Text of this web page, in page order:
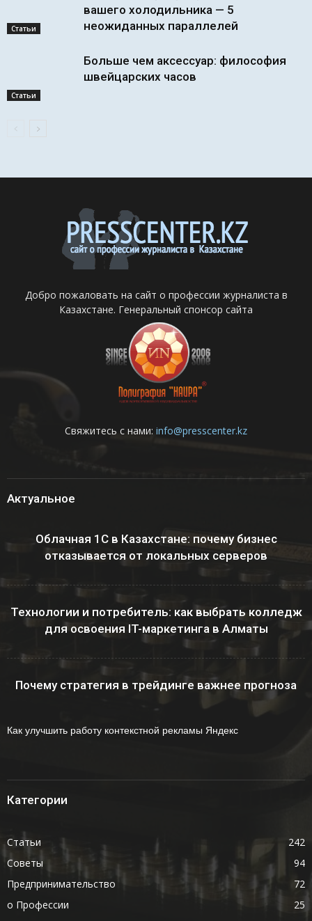
Статьи
вашего холодильника — 5
неожиданных параллелей
Статьи
Больше чем аксессуар: философия
швейцарских часов
Добро пожаловать на сайт о профессии журналиста в
Казахстане. Генеральный спонсор сайта
Свяжитесь с нами: info@presscenter.kz
Актуальное
Облачная 1С в Казахстане: почему бизнес
отказывается от локальных серверов
Технологии и потребитель: как выбрать колледж
для освоения IT-маркетинга в Алматы
Почему стратегия в трейдинге важнее прогноза
Как улучшить работу контекстной рекламы Яндекс
Категории
Статьи
242
Советы
94
Предпринимательство
72
о Профессии
25